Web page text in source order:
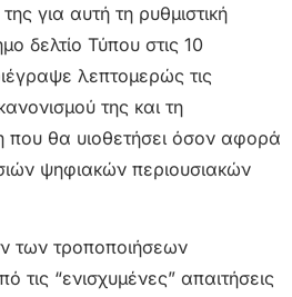
για αυτή τη ρυθμιστική
δελτίο Τύπου στις 10
λεπτομερώς τις
της και τη
που θα υιοθετήσει όσον αφορά
ψηφιακών περιουσιακών
των τροποποιήσεων
τις “ενισχυμένες” απαιτήσεις